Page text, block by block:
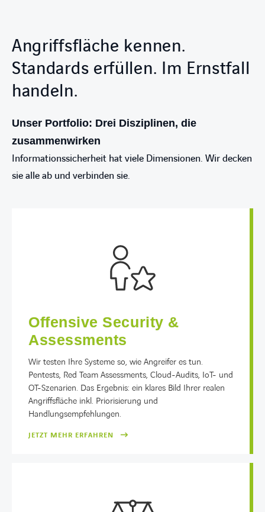
Angriffsfläche kennen.
Standards erfüllen. Im Ernstfall
handeln.
Unser Portfolio: Drei Disziplinen, die
zusammenwirken
Informationssicherheit hat viele Dimensionen. Wir decken
sie alle ab und verbinden sie.
Offensive Security &
Assessments
Wir testen Ihre Systeme so, wie Angreifer es tun.
Pentests, Red Team Assessments, Cloud-Audits, IoT- und
OT-Szenarien. Das Ergebnis: ein klares Bild Ihrer realen
Angriffsfläche inkl. Priorisierung und
Handlungsempfehlungen.
JETZT MEHR ERFAHREN